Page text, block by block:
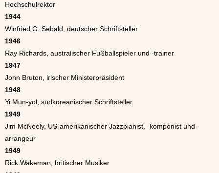
Hochschulrektor
1944
Winfried G. Sebald, deutscher Schriftsteller
1946
Ray Richards, australischer Fußballspieler und -trainer
1947
John Bruton, irischer Ministerpräsident
1948
Yi Mun-yol, südkoreanischer Schriftsteller
1949
Jim McNeely, US-amerikanischer Jazzpianist, -komponist und -
arrangeur
1949
Rick Wakeman, britischer Musiker